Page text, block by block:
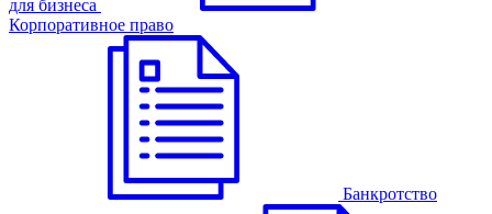
для бизнеса
Корпоративное право
Банкротство